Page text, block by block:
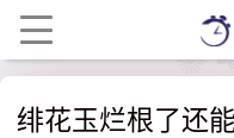
绯花玉烂根了还